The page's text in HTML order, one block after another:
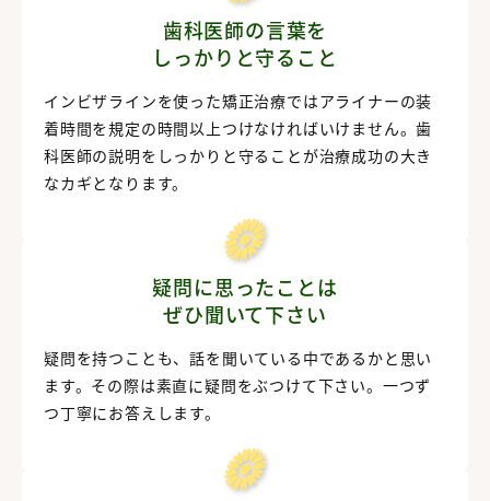
歯科医師の言葉を
しっかりと守ること
インビザラインを使った矯正治療ではアライナーの装
着時間を規定の時間以上つけなければいけません。歯
科医師の説明をしっかりと守ることが治療成功の大き
なカギとなります。
疑問に思ったことは
ぜひ聞いて下さい
疑問を持つことも、話を聞いている中であるかと思い
ます。その際は素直に疑問をぶつけて下さい。一つず
つ丁寧にお答えします。